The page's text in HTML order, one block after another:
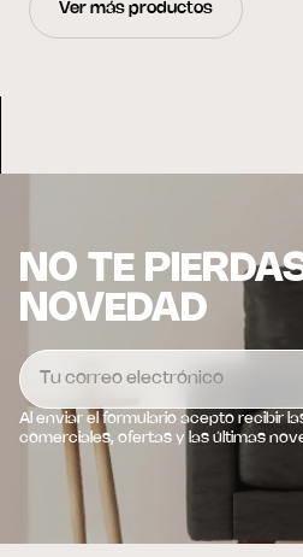
Ver más productos
NO TE
NOVEDAD
Al enviar el formulario acepto recibir
comerciales, ofertas y las últimas